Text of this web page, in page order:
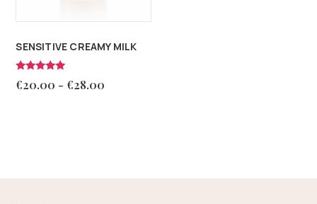
SENSITIVE CREAMY MILK
Valutato
4.86
€20.00 - €28.00